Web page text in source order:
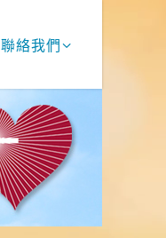
聯絡我們